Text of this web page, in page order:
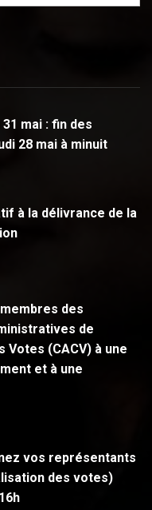
mai : fin des
28 mai à minuit
à la délivrance de la
des
de
Votes (CACV) à une
et à une
vos représentants
des votes)